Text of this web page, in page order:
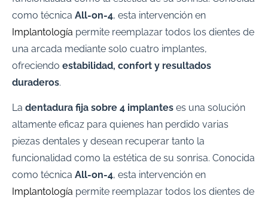
como técnica All-on-4, esta intervención en
Implantología permite reemplazar todos los dientes de
una arcada mediante solo cuatro implantes,
ofreciendo estabilidad, confort y resultados
duraderos.
La dentadura fija sobre 4 implantes es una solución
altamente eficaz para quienes han perdido varias
piezas dentales y desean recuperar tanto la
funcionalidad como la estética de su sonrisa. Conocida
como técnica All-on-4, esta intervención en
Implantología permite reemplazar todos los dientes de